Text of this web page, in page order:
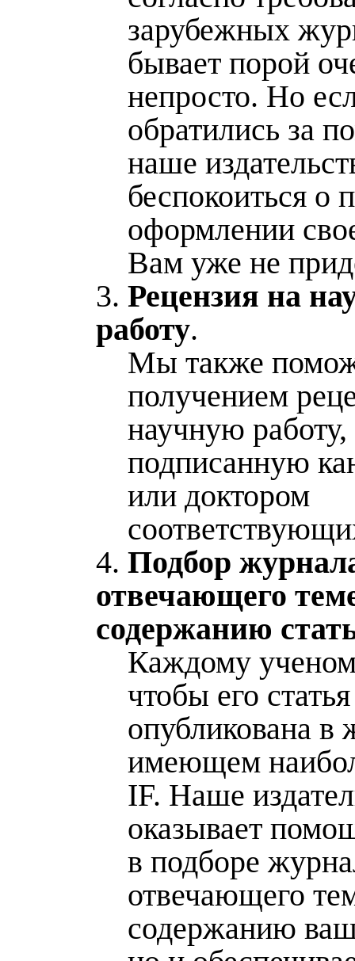
зарубежных
бывает порой
непросто. Но
обратились за
наше
беспокоиться о
оформлении
Вам уже не
3. Рецензия на
работу.
Мы также
получением
научную работу,
подписанную
или доктором
4. Подбор
отвечающего
содержанию
Каждому
чтобы его
опубликована в
имеющем
IF. Наше
оказывает
в подборе
отвечающего
содержанию